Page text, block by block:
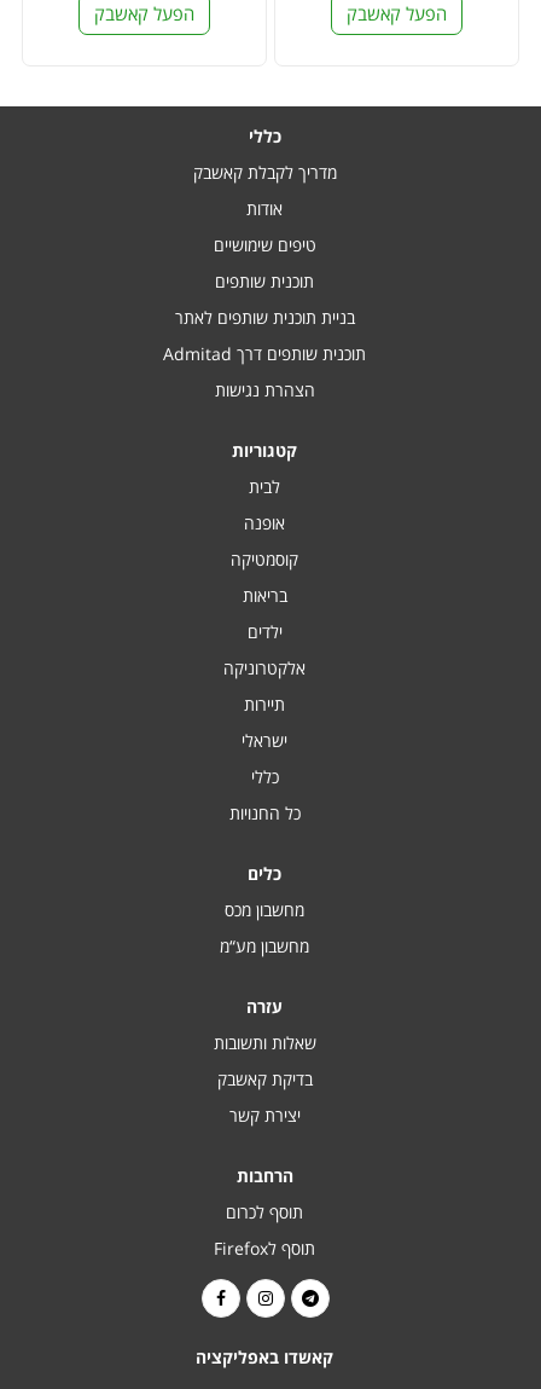
הפעל קאשבק
הפעל קאשבק
כללי
מדריך לקבלת קאשבק
אודות
טיפים שימושיים
תוכנית שותפים
בניית תוכנית שותפים לאתר
תוכנית שותפים דרך Admitad
הצהרת נגישות
קטגוריות
לבית
אופנה
קוסמטיקה
בריאות
ילדים
אלקטרוניקה
תיירות
ישראלי
כללי
כל החנויות
כלים
מחשבון מכס
מחשבון מע“מ
עזרה
שאלות ותשובות
בדיקת קאשבק
יצירת קשר
הרחבות
תוסף לכרום
תוסף לFirefox
קאשדו באפליקציה